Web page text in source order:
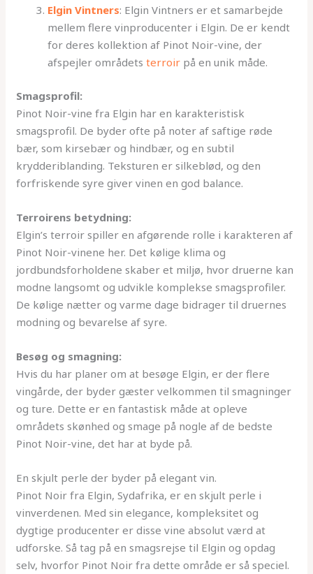
Elgin Vintners: Elgin Vintners er et samarbejde
mellem flere vinproducenter i Elgin. De er kendt
for deres kollektion af Pinot Noir-vine, der
afspejler områdetsterroir på en unik måde.
Smagsprofil:
Pinot Noir-vine fra Elgin har en karakteristisk
smagsprofil. De byder ofte på noter af saftige røde
bær, som kirsebær og hindbær, og en subtil
krydderiblanding. Teksturen er silkeblød, og den
forfriskende syre giver vinen en god balance.
Terroirens betydning:
Elgin’s terroir spiller en afgørende rolle i karakteren af
Pinot Noir-vinene her. Det kølige klima og
jordbundsforholdene skaber et miljø, hvor druerne kan
modne langsomt og udvikle komplekse smagsprofiler.
De kølige nætter og varme dage bidrager til druernes
modning og bevarelse af syre.
Besøg og smagning:
Hvis du har planer om at besøge Elgin, er der flere
vingårde, der byder gæster velkommen til smagninger
og ture. Dette er en fantastisk måde at opleve
områdets skønhed og smage på nogle af de bedste
Pinot Noir-vine, det har at byde på.
En skjult perle der byder på elegant vin.
Pinot Noir fra Elgin, Sydafrika, er en skjult perle i
vinverdenen. Med sin elegance, kompleksitet og
dygtige producenter er disse vine absolut værd at
udforske. Så tag på en smagsrejse til Elgin og opdag
selv, hvorfor Pinot Noir fra dette område er så speciel.